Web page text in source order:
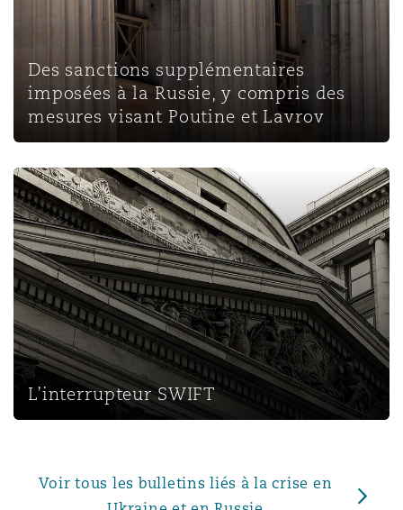
Des sanctions supplémentaires
imposées à la Russie, y compris des
mesures visant Poutine et Lavrov
L’interrupteur SWIFT
L’interrupteur SWIFT
Voir tous les bulletins liés à la crise en